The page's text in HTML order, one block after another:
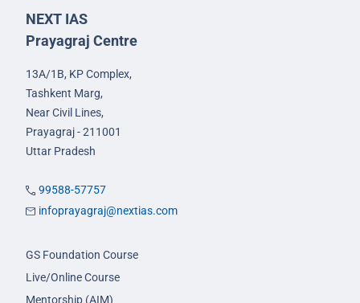
NEXT IAS
Prayagraj Centre
13A/1B, KP Complex,
Tashkent Marg,
Near Civil Lines,
Prayagraj - 211001
Uttar Pradesh
99588-57757
infoprayagraj@nextias.com
GS Foundation Course
Live/Online Course
Mentorship (AIM)